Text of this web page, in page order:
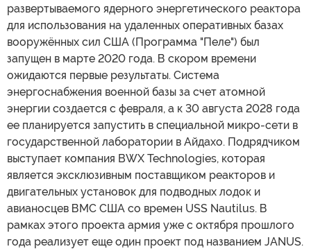
развертываемого ядерного энергетического реактора
для использования на удаленных оперативных базах
вооружённых сил США (Программа "Пеле") был
запущен в марте 2020 года. В скором времени
ожидаются первые результаты. Система
энергоснабжения военной базы за счет атомной
энергии создается с февраля, а к 30 августа 2028 года
ее планируется запустить в специальной микро-сети в
государственной лаборатории в Айдахо. Подрядчиком
выступает компания BWX Technologies, которая
является эксклюзивным поставщиком реакторов и
двигательных установок для подводных лодок и
авианосцев ВМС США со времен USS Nautilus. В
рамках этого проекта армия уже с октября прошлого
года реализует еще один проект под названием JANUS.